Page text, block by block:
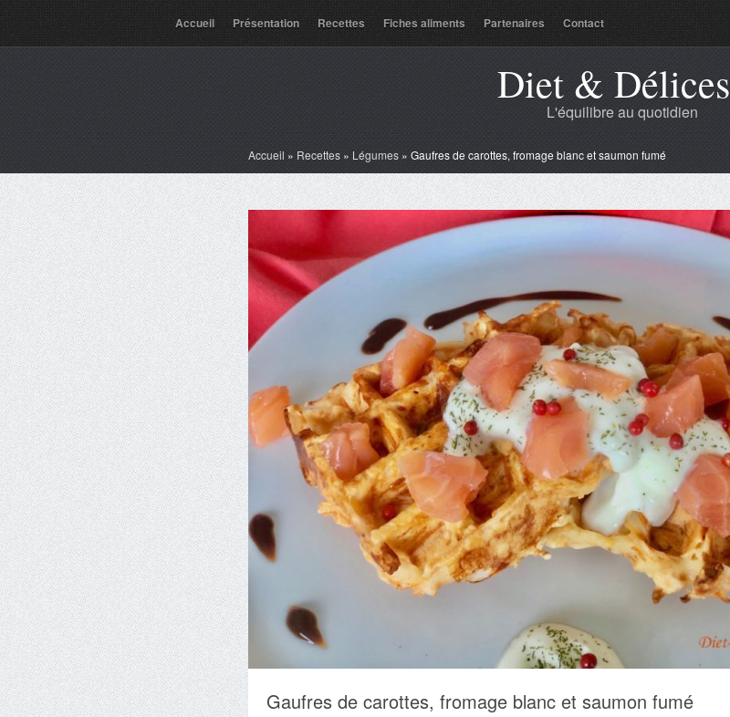
Accueil Présentation Recettes Fiches aliments Partenaires Contact
Diet & Délices
L'équilibre au quotidien
Accueil » Recettes » Légumes » Gaufres de carottes, fromage blanc et saumon fumé
Gaufres de carottes, fromage blanc et saumon fumé